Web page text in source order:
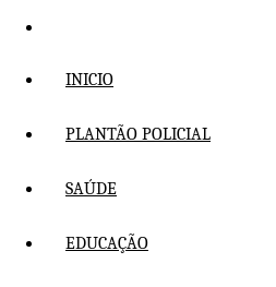
Pular
conteúdo INICIO
PLANTÃO POLICIAL
SAÚDE
EDUCAÇÃO